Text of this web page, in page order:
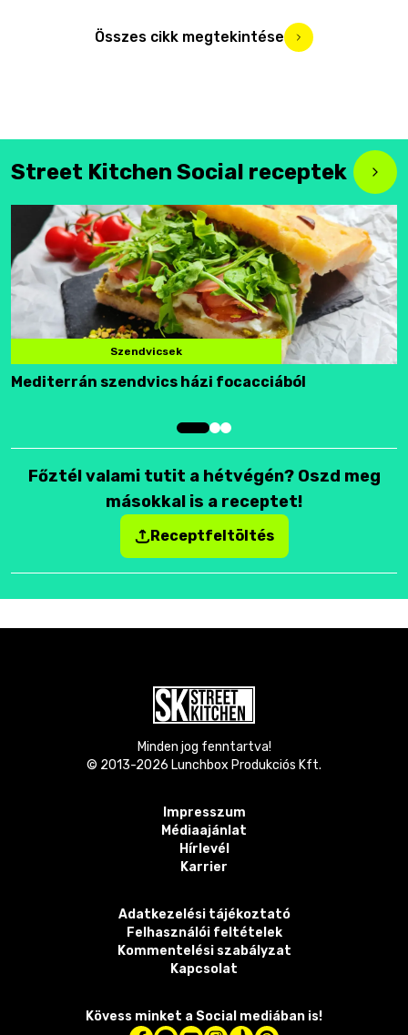
Összes cikk megtekintése
Street Kitchen Social receptek
Szendvicsek
Mediterrán szendvics házi focacciából
Főztél valami tutit a hétvégén? Oszd meg
másokkal is a receptet!
Receptfeltöltés
Minden jog fenntartva!
© 2013-2026 Lunchbox Produkciós Kft.
Impresszum
Médiaajánlat
Hírlevél
Karrier
Adatkezelési tájékoztató
Felhasználói feltételek
Kommentelési szabályzat
Kapcsolat
Kövess minket a Social mediában is!